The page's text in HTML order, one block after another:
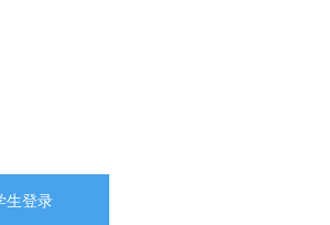
生登录